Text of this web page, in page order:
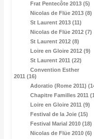
Frat Pentecôte 2013 (5)
Nicolas de Flüe 2013 (8)
St Laurent 2013 (11)
Nicolas de Flüe 2012 (7)
St Laurent 2012 (8)
Loire en Gloire 2012 (9)
St Laurent 2011 (22)
Convention Esther
2011 (16)
Adoratio (Rome 2011)
Chapitre Familles 2011
Loire en Gloire 2011 (9)
Festival de la Joie (15)
Festival Marial 2010 (18)
Nicolas de Flüe 2010 (6)